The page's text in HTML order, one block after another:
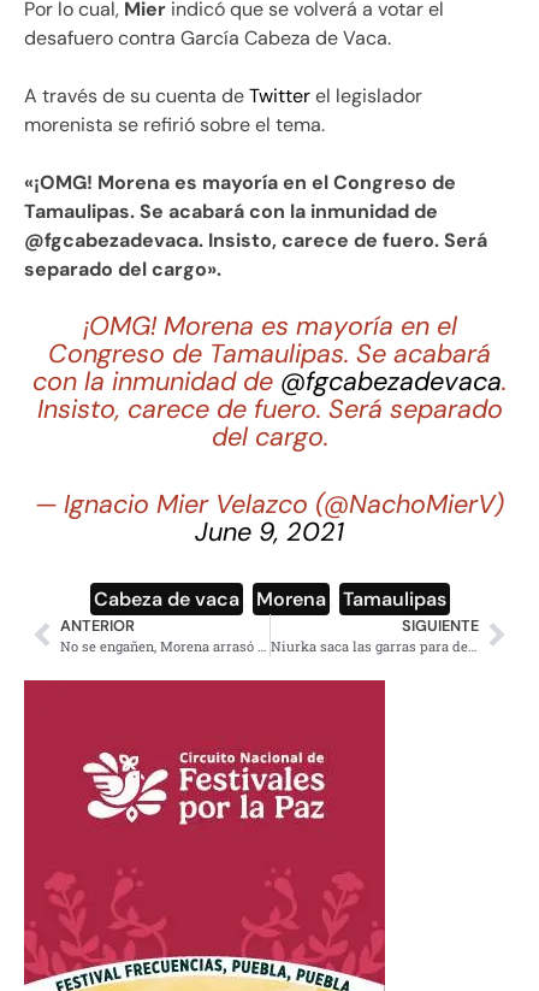
Por lo cual, Mier indicó que se volverá a votar el
desafuero contra García Cabeza de Vaca.
A través de su cuenta deTwitterel legislador
morenista se refirió sobre el tema.
«¡OMG! Morena es mayoría en el Congreso de
Tamaulipas. Se acabará con la inmunidad de
@fgcabezadevaca. Insisto, carece de fuero. Será
separado del cargo».
¡OMG! Morena es mayoría en el
Congreso de Tamaulipas. Se acabará
con la inmunidad de @fgcabezadevaca.
Insisto, carece de fuero. Será separado
del cargo.
— Ignacio Mier Velazco (@NachoMierV)
June 9, 2021
Cabeza de vaca Morena Tamaulipas
ANTERIOR SIGUIENTE
Niurka saca las garras para defender a su hija involucrada en caso de influencers y el PVEM